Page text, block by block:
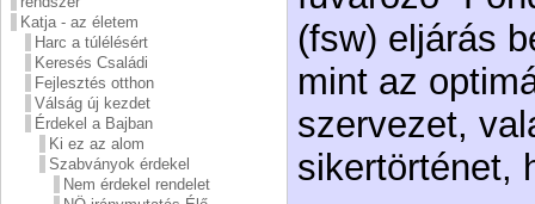
Katja - az életem
Harc a túlélésért
Keresés Családi
Fejlesztés otthon
Válság új kezdet
Érdekel a Bajban
Ki ez az alom
Szabványok érdekel
Nem érdekel rendelet
(fsw) eljárás
mint az
szervezet,
sikertörténet,